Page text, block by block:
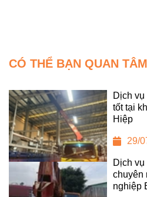
CÓ THỂ BẠN QUAN TÂM
Dịch
tốt tại
Hiệp
29/
Dịch
chuyên
nghiệp